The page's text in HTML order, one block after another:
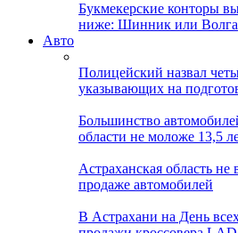
Букмекерские конторы
ниже: Шинник или
Авто
Полицейский назвал
указывающих на
Большинство
области не моложе 13,5
Астраханская область
продаже автомобилей
В Астрахани на День